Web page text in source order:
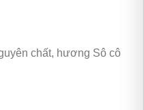
chất, hương Sô cô